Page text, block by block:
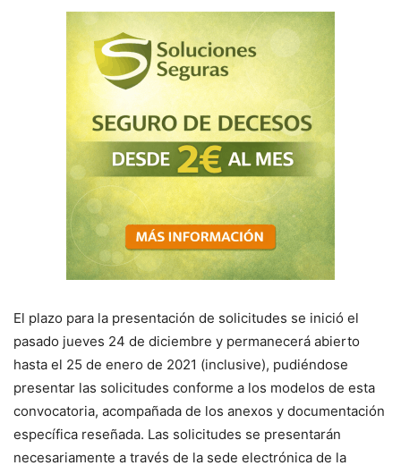
El plazo para la presentación de solicitudes se inició el
pasado jueves 24 de diciembre y permanecerá abierto
hasta el 25 de enero de 2021 (inclusive), pudiéndose
presentar las solicitudes conforme a los modelos de esta
convocatoria, acompañada de los anexos y documentación
específica reseñada. Las solicitudes se presentarán
necesariamente a través de la sede electrónica de la